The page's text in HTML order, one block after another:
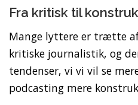
Fra kritisk til
Mange lyttere er trætte
kritiske journalistik, og
tendenser, vi vi vil se
podcasting mere